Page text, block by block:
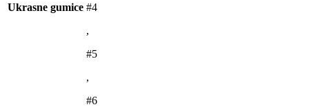
Ukrasne gumice #4
,
#5
,
#6